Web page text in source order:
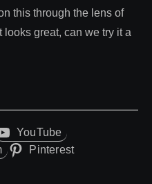
this through the lens of
great, can we try it a
YouTube
Pinterest